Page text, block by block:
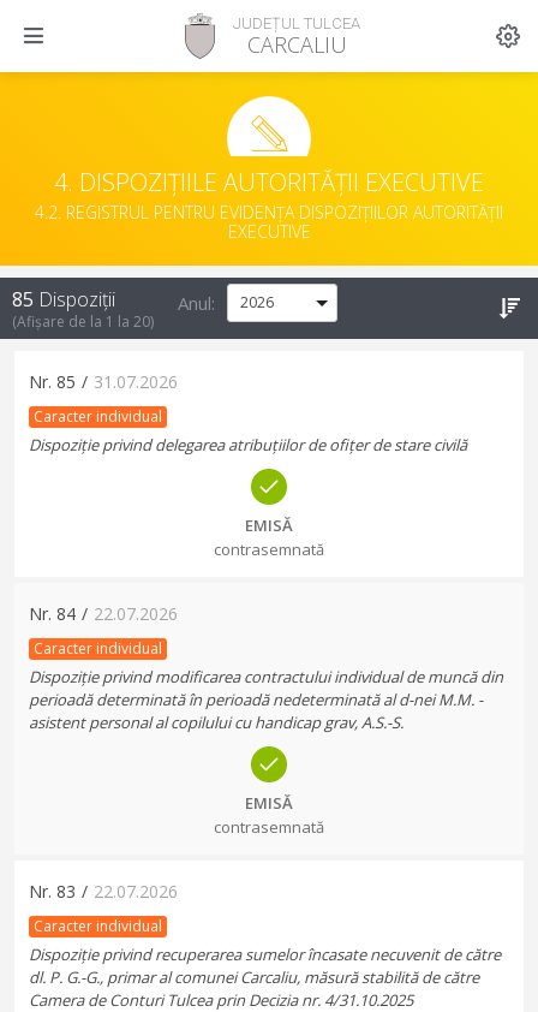
JUDEȚUL TULCEA
CARCALIU
4. DISPOZIȚIILE AUTORITĂȚII EXECUTIVE
4.2. REGISTRUL PENTRU EVIDENȚA DISPOZIȚIILOR AUTORITĂȚII
EXECUTIVE
85 Dispoziții
(Afișare de la 1 la 20)
Anul:
Nr. 85 / 31.07.2026
Caracter individual
Dispoziție privind delegarea atribuțiilor de ofițer de stare civilă
EMISĂ
contrasemnată
Nr. 84 / 22.07.2026
Caracter individual
Dispoziție privind modificarea contractului individual de muncă din
perioadă determinată în perioadă nedeterminată al d-nei M.M. -
asistent personal al copilului cu handicap grav, A.S.-S.
EMISĂ
contrasemnată
Nr. 83 / 22.07.2026
Caracter individual
Dispoziție privind recuperarea sumelor încasate necuvenit de către
dl. P. G.-G., primar al comunei Carcaliu, măsură stabilită de către
Camera de Conturi Tulcea prin Decizia nr. 4/31.10.2025